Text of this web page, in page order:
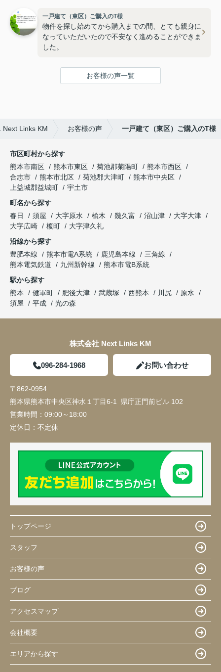
一戸建て（東区）ご購入のT様
物件を探し始めてから購入までの間、とても親身に
なっていただいたので不安なく進めることができま
した。
お客様の声一覧
Next Links KM お客様の声 一戸建て（東区）ご購入のT様
市区町村から探す
熊本市南区
熊本市東区 菊池郡菊陽町
熊本市西区
合志市
熊本市北区 菊池郡大津町
熊本市中央区
上益城郡益城町
宇土市
町名から探す
春日
須屋 大字原水 楡木 幾久富 沼山津
大字大津
大字広崎
榎町
大字津久礼
沿線から探す
豊肥本線
熊本市電A系統 鹿児島本線
三角線
熊本電気鉄道
九州新幹線
熊本市電B系統
駅から探す
熊本
健軍町 肥後大津 武蔵塚 西熊本 川尻
原水
須屋
平成 光の森
株式会社 Next Links KM
096-284-1968 お問い合わせ
〒862-0954
熊本県熊本市中央区神水１丁目6-1 県庁正門前ビル 102
営業時間： 09:00～18:00
定休日： 不定休
トップページ
スタッフ
お客様の声
ブログ
アクセスマップ
会社概要
エリアから探す